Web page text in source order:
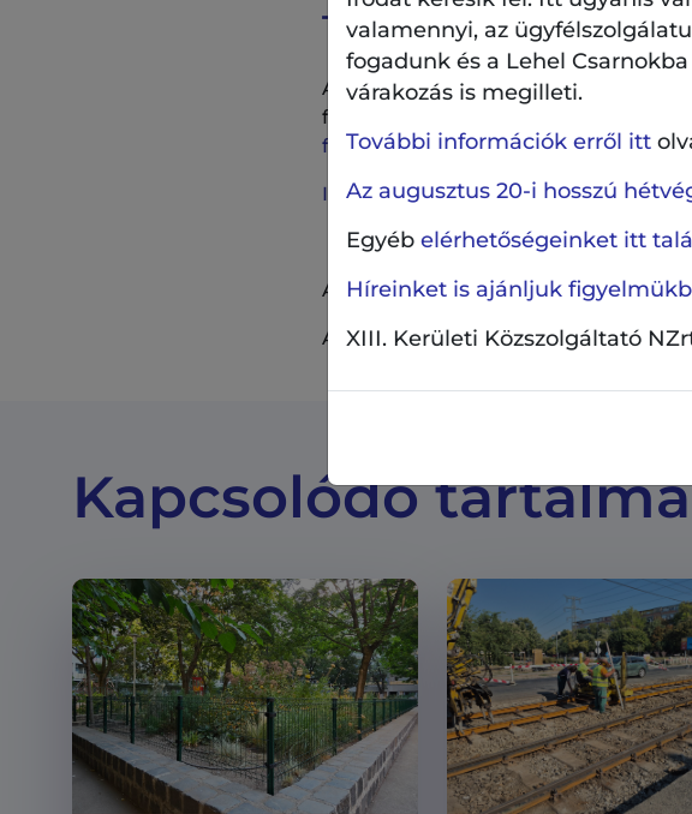
Teljes körű felújítás
A Röppentyű utca felújításával teljes
felújítása, melynek keretében idén a
felújították a burkolatot,egyúttal a
Ilyen volt és ilyen lett a Röppentyű
A XIII. Kerületi Önkormányzat
Amennyiben észrevétele, kérdése
Kapcsolódó
valamennyi, az
fogadunk és a Lehel
várakozás is megilleti.
További információk erről itt
Az augusztus 20-i hosszú
Egyéb elérhetőségeinket itt
Híreinket is ajánljuk
XIII. Kerületi Közszolgáltató